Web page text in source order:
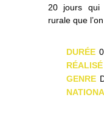
20 jours qui
rurale que
DURÉE
GENRE